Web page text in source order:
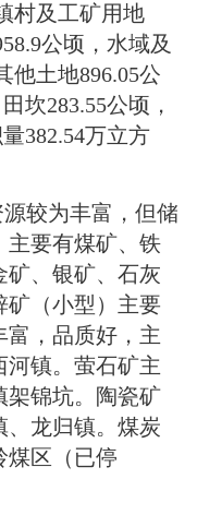
村及工矿用地
公顷，水域及
他土地896.05公
坎283.55公顷，
382.54万立方
源较为丰富，但储
主要有煤矿、铁
矿、银矿、石灰
矿（小型）主要
富，品质好，主
河镇。萤石矿主
架锦坑。陶瓷矿
、龙归镇。煤炭
煤区（已停